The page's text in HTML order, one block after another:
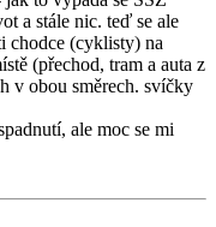
a stále nic. teď se ale
chodce (cyklisty) na
(přechod, tram a auta z
v obou směrech. svíčky
ale moc se mi